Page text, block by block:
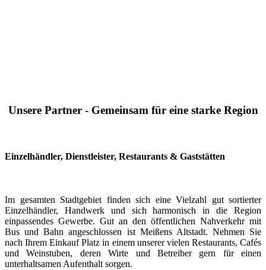
Unsere Partner - Gemeinsam für eine starke Region
Einzelhändler, Dienstleister, Restaurants & Gaststätten
Im gesamten Stadtgebiet finden sich eine Vielzahl gut sortierter
Einzelhändler, Handwerk und sich harmonisch in die Region
einpassendes Gewerbe. Gut an den öffentlichen Nahverkehr mit
Bus und Bahn angeschlossen ist Meißens Altstadt. Nehmen Sie
nach Ihrem Einkauf Platz in einem unserer vielen Restaurants, Cafés
und Weinstuben, deren Wirte und Betreiber gern für einen
unterhaltsamen Aufenthalt sorgen.